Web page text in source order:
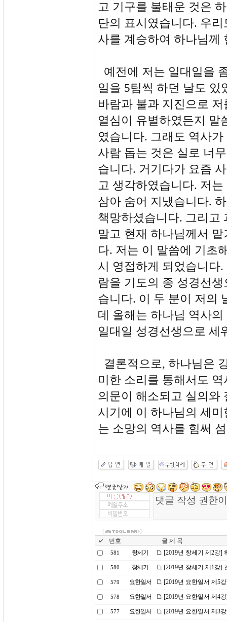
고 기구를 불태운 것은
단의 표시였습니다. 우
사를 계승하여 하나님
예전에 저는 일대일을
일을 5팀씩 하던 날도
바람과 불과 지진으로
열심이 유별하였든지 말
였습니다. 그래도 역사
사람 돕는 것은 실로 너
습니다. 거기다가 요즘
고 생각하였습니다. 저
삼아 숨어 지냈습니다.
책망하셨습니다. 그리고
말고 현재 하나님께서
다. 저는 이 말씀에 기초
시 영접하게 되었습니다
람을 기도의 종 성경선
습니다. 이 두 분이 저의
데 올해는 하나님 역사
일대일 성경선생으로 세
결론적으로, 하나님은
미한 소리를 통해서도
의문이 해소되고 실의와
시기에 이 하나님의 세
는 소망의 역사를 힘써
번호 글 제 목
581 창세기 [2019년 창세기 제2강]
580 창세기 [2019년 창세기 제1강]
579 요한일서 [2019년 요한일서 제5
578 요한일서 [2019년 요한일서 제4
577 요한일서 [2019년 요한일서 제3